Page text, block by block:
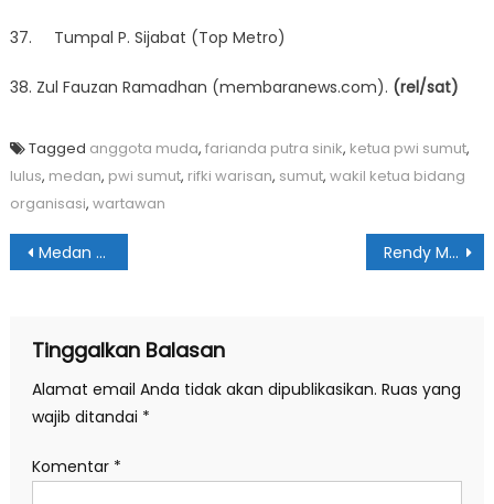
37. Tumpal P. Sijabat (Top Metro)
38. Zul Fauzan Ramadhan (membaranews.com). (rel/sat)
Tagged anggota muda, farianda putra sinik, ketua pwi sumut,
lulus, medan, pwi sumut, rifki warisan, sumut, wakil ketua bidang
organisasi, wartawan
Navigasi
Medan Deli Juara Umum Porkot 2024 Rendy Minta Disdikbud Pastikan PPDB di Medan Berjalan Baik
Tinggalkan Balasan
Alamat email Anda tidak akan dipublikasikan. Ruas yang
wajib ditandai *
Komentar *